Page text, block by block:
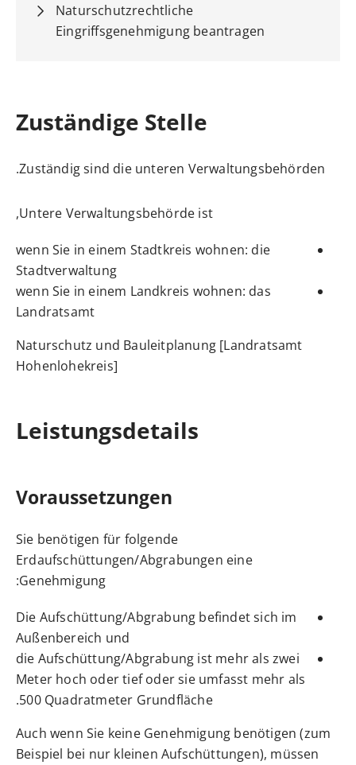
Naturschutzrechtliche
Eingriffsgenehmigung beantragen
Zuständige Stelle
Zuständig sind die unteren Verwaltungsbehörden.
Untere Verwaltungsbehörde ist,
wenn Sie in einem Stadtkreis wohnen: die
Stadtverwaltung
wenn Sie in einem Landkreis wohnen: das
Landratsamt
Naturschutz und Bauleitplanung [Landratsamt
Hohenlohekreis]
Leistungsdetails
Voraussetzungen
Sie benötigen für folgende
Erdaufschüttungen/Abgrabungen eine
Genehmigung:
Die Aufschüttung/Abgrabung befindet sich im
Außenbereich und
die Aufschüttung/Abgrabung ist mehr als zwei
Meter hoch oder tief oder sie umfasst mehr als
500 Quadratmeter Grundfläche.
Auch wenn Sie keine Genehmigung benötigen (zum
Beispiel bei nur kleinen Aufschüttungen), müssen